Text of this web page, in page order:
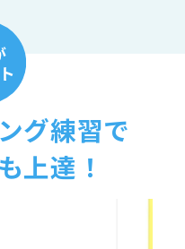
グ練習で
上達！